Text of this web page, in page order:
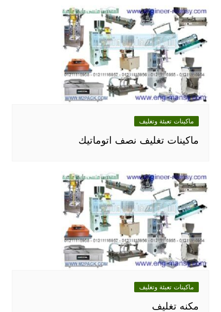
ماكينات تعبئة وتغليف
ماكينات تغليف نصف اتوماتيك
ماكينات تعبئة وتغليف
مكنه تغليف